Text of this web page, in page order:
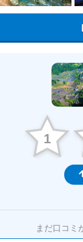
1
まだ口コミ